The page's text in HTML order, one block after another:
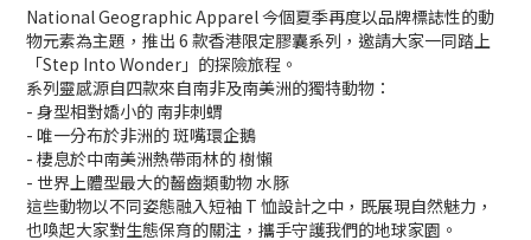
National Geographic Apparel 今個夏季再度以品牌標誌性的動
物元素為主題，推出 6 款香港限定膠囊系列，邀請大家一同踏上
「Step Into Wonder」的探險旅程。
系列靈感源自四款來自南非及南美洲的獨特動物：
- 身型相對嬌小的 南非刺蝟
- 唯一分布於非洲的 斑嘴環企鵝
- 棲息於中南美洲熱帶雨林的 樹懶
- 世界上體型最大的齧齒類動物 水豚
這些動物以不同姿態融入短袖 T 恤設計之中，既展現自然魅力，
也喚起大家對生態保育的關注，攜手守護我們的地球家園。